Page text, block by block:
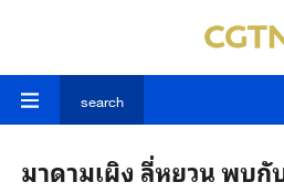
search
มาดามเผิง ลี่หยวน พบ